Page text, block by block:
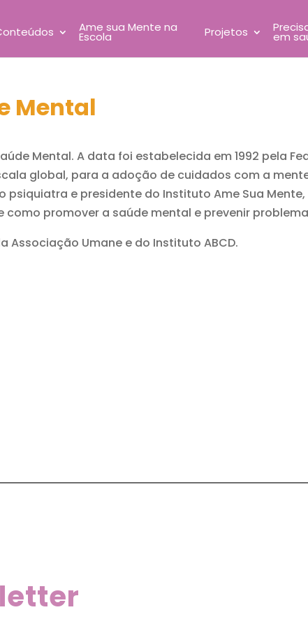
Ame sua Mente na
Escola Projetos em
Mental
Mental. A data foi estabelecida em 1992 pela
global, para a adoção de cuidados com a
psiquiatra e presidente do Instituto Ame Sua
promover a saúde mental e prevenir
Associação Umane e do Instituto ABCD.